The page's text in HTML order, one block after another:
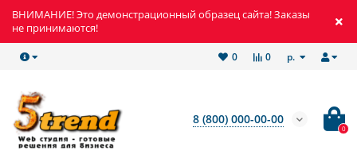
ВНИМАНИЕ! Это демонстрационный образец сайта! Заказы
не принимаются!
р.
0
0
8 (800) 000-00-00
0